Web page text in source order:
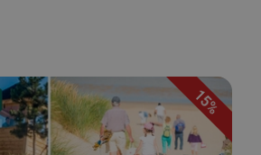
15%